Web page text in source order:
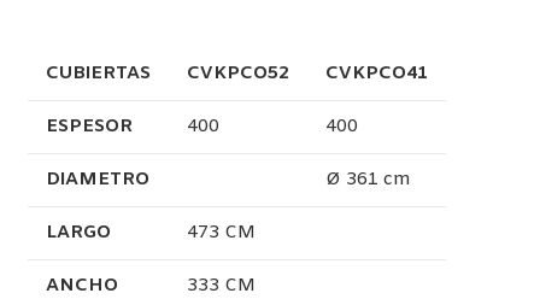
CUBIERTAS CVKPCO52 CVKPCO41
ESPESOR 400 400
DIAMETRO Ø 361 cm
LARGO 473 CM
ANCHO 333 CM